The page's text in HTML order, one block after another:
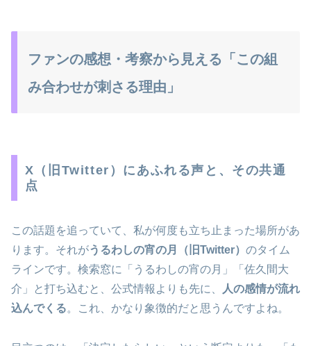
ファンの感想・考察から見える「この組
み合わせが刺さる理由」
X（旧Twitter）にあふれる声と、その共通
点
この話題を追っていて、私が何度も立ち止まった場所があ
ります。それがうるわしの宵の月（旧Twitter） のタイム
ラインです。検索窓に「うるわしの宵の月」「佐久間大
介」と打ち込むと、公式情報よりも先に、
人の感情が流れ
込んでくる。これ、かなり象徴的だと思うんですよね。